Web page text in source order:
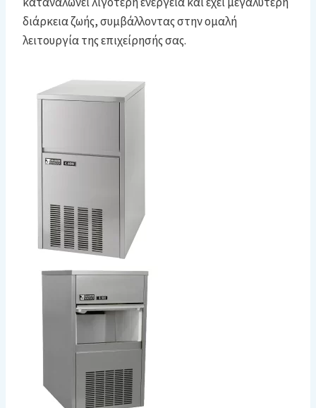
διάρκεια ζωής, συμβάλλοντας στην ομαλή
λειτουργία της επιχείρησής σας.